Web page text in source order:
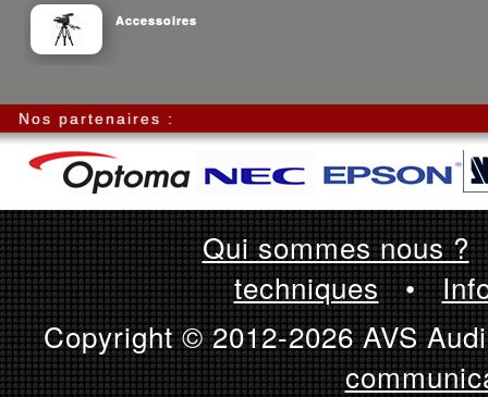
Accessoires
Nos partenaires :
Qui sommes nous ?
techniques•
Copyright © 2012-2026 AVS